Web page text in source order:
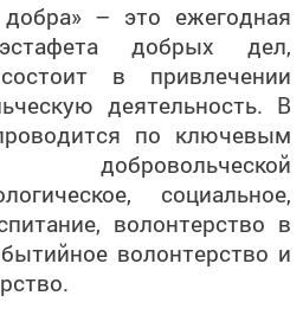
– это ежегодная
добрых дел,
в привлечении
деятельность. В
по ключевым
добровольческой
социальное,
волонтерство в
волонтерство и